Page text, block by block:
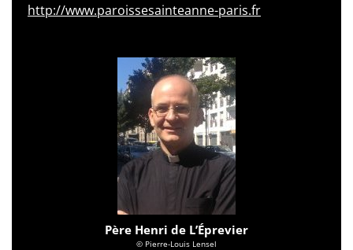
http://www.paroissesainteanne-paris.fr
Père Henri de L’Éprevier
© Pierre-Louis Lensel